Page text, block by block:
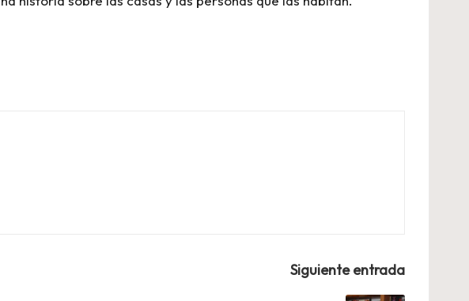
Siguiente entrada